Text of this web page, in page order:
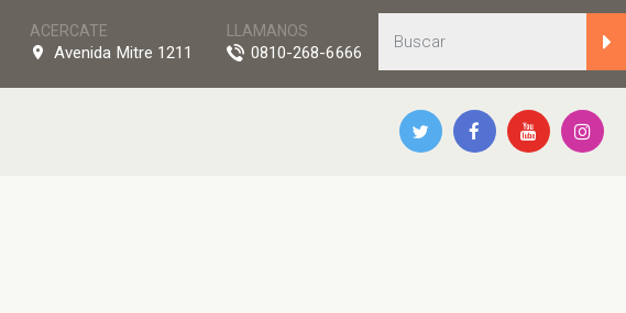
LLAMANOS
0810-268-6666
ACERCATE
Avenida Mitre 1211